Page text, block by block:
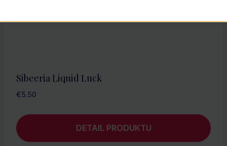
Sibeeria Liquid Luck
€5.50
DETAIL PRODUKTU